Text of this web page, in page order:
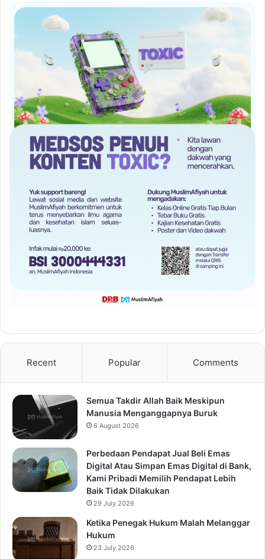
Recent Popular Comments
Semua Takdir Allah Baik Meskipun
Manusia Menganggapnya Buruk
6 August 2026
Perbedaan Pendapat Jual Beli Emas
Digital Atau Simpan Emas Digital di Bank,
Kami Pribadi Memilih Pendapat Lebih
Baik Tidak Dilakukan
29 July 2026
Ketika Penegak Hukum Malah Melanggar
Hukum
23 July 2026